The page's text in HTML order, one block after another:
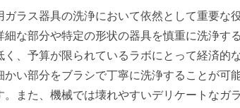
ガラス器具の洗浄において依然として重要な
細な部分や特定の形状の器具を慎重に洗浄す
く、予算が限られているラボにとって経済的
かい部分をブラシで丁寧に洗浄することが可
。また、機械では壊れやすいデリケートなガ